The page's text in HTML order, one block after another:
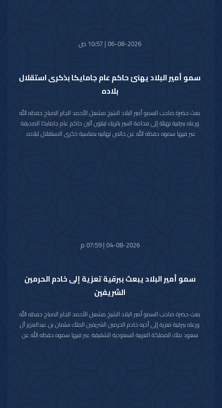
06-08-2026 | 10:57 ص
سمو أمير البلاد يهنئ حاكم عام جامايكا بذكرى استقلال
بلاده
بعث حضرة صاحب السمو أمير البلاد الشيخ مشعل الأحمد الجابر الصباح حفظه الله
ورعاه ببرقية تهنئة إلى فخامة السير باتريك لينتون آلين حاكم عام جامايكا الصديقة
عبر فيها سموه حفظه الله عن خالص تهانيه بمناسبة ذكرى الاستقلال لبلاده.
04-08-2026 | 07:59 م
سمو أمير البلاد يبعث ببرقية تعزية إلى خادم الحرمين
الشريفين
بعث حضرة صاحب السمو أمير البلاد الشيخ مشعل الأحمد الجابر الصباح حفظه الله
ورعاه ببرقية تعزية إلى أخيه خادم الحرمين الشريفين الملك سلمان بن عبدالعزيز آل
سعود ملك المملكة العربية السعودية الشقيقة عبر فيها سموه حفظه الله عن